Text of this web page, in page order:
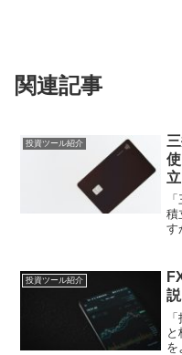
関連記事
投資ツール紹介
積
す
イ
で
投資ツール紹介
を